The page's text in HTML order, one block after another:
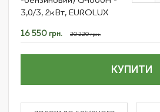
items
3,0/3, 2кВт, EUROLUX
Спеціальна
ціна
16 550 грн. 20 220 грн.
КУПИТИ